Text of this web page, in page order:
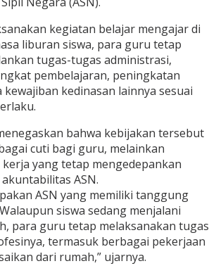
kegiatan belajar mengajar di
liburan siswa, para guru tetap
tugas-tugas administrasi,
pembelajaran, peningkatan
kedinasan lainnya sesuai
bahwa kebijakan tersebut
cuti bagi guru, melainkan
yang tetap mengedepankan
ASN.
ASN yang memiliki tanggung
siswa sedang menjalani
para guru tetap melaksanakan tugas
termasuk berbagai pekerjaan
dari rumah,” ujarnya.